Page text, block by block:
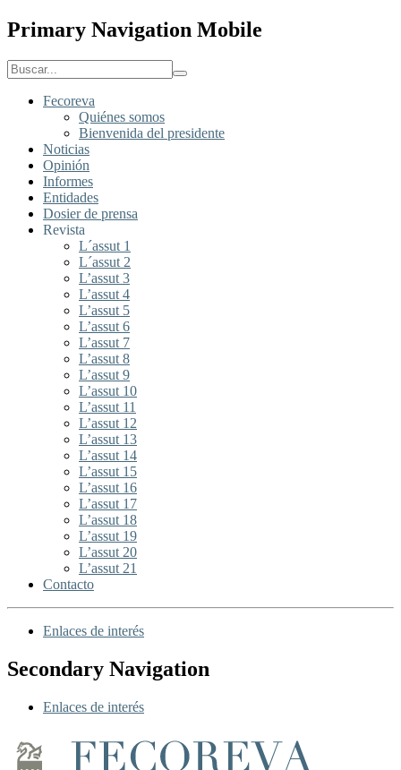
Primary Navigation Mobile
Fecoreva
Quiénes somos
Bienvenida del presidente
Noticias
Opinión
Informes
Entidades
Dosier de prensa
Revista
L´assut 1
L´assut 2
L’assut 3
L’assut 4
L’assut 5
L’assut 6
L’assut 7
L’assut 8
L’assut 9
L’assut 10
L’assut 11
L’assut 12
L’assut 13
L’assut 14
L’assut 15
L’assut 16
L’assut 17
L’assut 18
L’assut 19
L’assut 20
L’assut 21
Contacto
Enlaces de interés
Secondary Navigation
Enlaces de interés